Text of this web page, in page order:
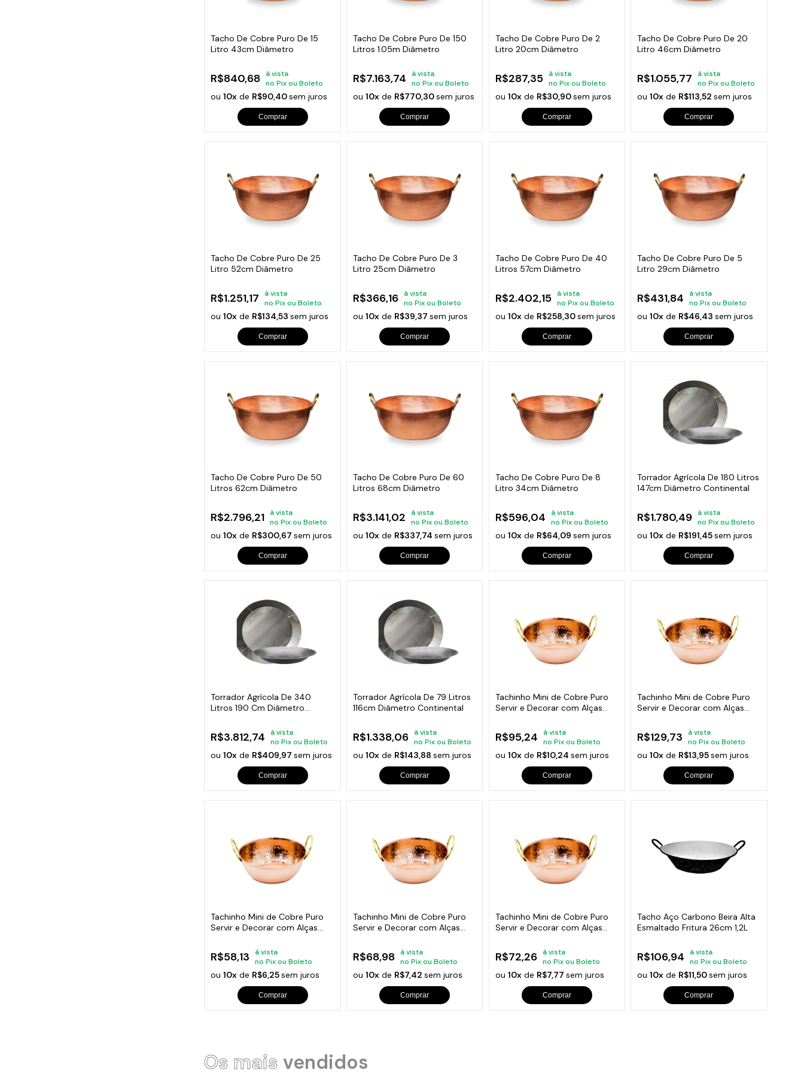
Ver Tudo
Tacho De Cobre Puro De 15
Litro 43cm Diâmetro
R$840,68
à vista
no Pix ou Boleto
ou10x de R$90,40sem juros
Comprar
Tacho De Cobre Puro De 150
Litros 1.05m Diâmetro
R$7.163,74
à vista
no Pix ou Boleto
ou10x de R$770,30sem juros
Comprar
Tacho De Cobre Puro De 2
Litro 20cm Diâmetro
R$287,35
à vista
no Pix ou Boleto
ou 10xde R$30,90sem juros
Comprar
Tacho De Cobre Puro De 20
Litro 46cm Diâmetro
R$1.055,77
à vista
no Pix ou Boleto
ou10x de R$113,52sem juros
Comprar
Tacho De Cobre Puro De 25
Litro 52cm Diâmetro
R$1.251,17
à vista
no Pix ou Boleto
ou10x de R$134,53sem juros
Comprar
Tacho De Cobre Puro De 3
Litro 25cm Diâmetro
R$366,16
à vista
no Pix ou Boleto
ou10x de R$39,37sem juros
Comprar
Tacho De Cobre Puro De 40
Litros 57cm Diâmetro
R$2.402,15
à vista
no Pix ou Boleto
ou 10xde R$258,30sem juros
Comprar
Tacho De Cobre Puro De 5
Litro 29cm Diâmetro
R$431,84
à vista
no Pix ou Boleto
ou10x de R$46,43sem juros
Comprar
Tacho De Cobre Puro De 50
Litros 62cm Diâmetro
R$2.796,21
à vista
no Pix ou Boleto
ou10x de R$300,67sem juros
Comprar
Tacho De Cobre Puro De 60
Litros 68cm Diâmetro
R$3.141,02
à vista
no Pix ou Boleto
ou10x de R$337,74sem juros
Comprar
Tacho De Cobre Puro De 8
Litro 34cm Diâmetro
R$596,04
à vista
no Pix ou Boleto
ou 10xde R$64,09 sem juros
Comprar
Torrador Agrícola De 180 Litros
147cm Diâmetro Continental
R$1.780,49
à vista
no Pix ou Boleto
ou10x de R$191,45sem juros
Comprar
Torrador Agrícola De 340
Litros 190 Cm Diâmetro
R$3.812,74
à vista
no Pix ou Boleto
ou10x de R$409,97sem juros
Comprar
Torrador Agrícola De 79 Litros
116cm Diâmetro Continental
R$1.338,06
à vista
no Pix ou Boleto
ou10x de R$143,88sem juros
Comprar
Tachinho Mini de Cobre Puro
Servir e Decorar com Alças
R$95,24
à vista
no Pix ou Boleto
ou 10xde R$10,24 sem juros
Comprar
Tachinho Mini de Cobre Puro
Servir e Decorar com Alças
R$129,73
à vista
no Pix ou Boleto
ou10x de R$13,95sem juros
Comprar
Tachinho Mini de Cobre Puro
Servir e Decorar com Alças
R$58,13
à vista
no Pix ou Boleto
ou10x de R$6,25sem juros
Comprar
Tachinho Mini de Cobre Puro
Servir e Decorar com Alças
R$68,98
à vista
no Pix ou Boleto
ou10x de R$7,42sem juros
Comprar
Tachinho Mini de Cobre Puro
Servir e Decorar com Alças
R$72,26
à vista
no Pix ou Boleto
ou 10xde R$7,77 sem juros
Comprar
Tacho Aço Carbono Beira Alta
Esmaltado Fritura 26cm 1,2L
R$106,94
à vista
no Pix ou Boleto
ou10x de R$11,50sem juros
Comprar
Os mais vendidos